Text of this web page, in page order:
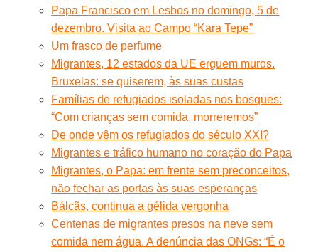
Papa Francisco em Lesbos no domingo, 5 de
dezembro. Visita ao Campo “Kara Tepe”
Um frasco de perfume
Migrantes, 12 estados da UE erguem muros.
Bruxelas: se quiserem, às suas custas
Famílias de refugiados isoladas nos bosques:
“Com crianças sem comida, morreremos”
De onde vêm os refugiados do século XXI?
Migrantes e tráfico humano no coração do Papa
Migrantes, o Papa: em frente sem preconceitos,
não fechar as portas às suas esperanças
Bálcãs, continua a gélida vergonha
Centenas de migrantes presos na neve sem
comida nem água. A denúncia das ONGs: “É o